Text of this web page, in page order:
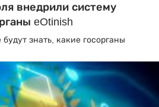
внедрили систему
eOtinish
знать, какие госорганы